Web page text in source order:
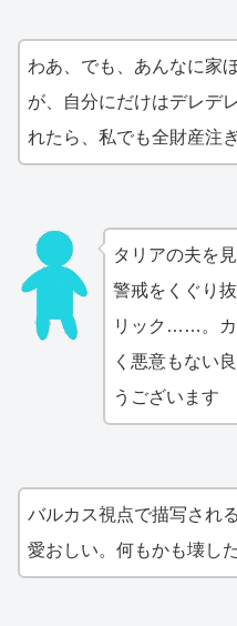
わあ、でも、あんなに家
が、自分にだけはデレデ
れたら、私でも全財産
タリアの夫を
警戒をくぐり
リック……。カ
く悪意もない
うございます
バルカス視点で描写され
愛おしい。何もかも壊し